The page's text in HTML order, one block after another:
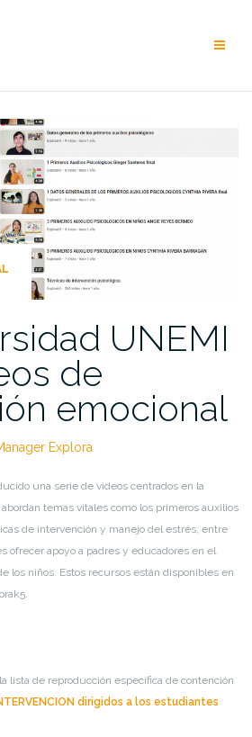
UNEMI
de
emocional
Explora
una serie de videos centrados en la
temas vitales como los primeros auxilios
de intervención y manejo del estrés, entre
ofrecer apoyo a padres y educadores en el
los niños. Estos recursos están disponibles en
lista de reproducción específica de contención
dirigidos a los estudiantes